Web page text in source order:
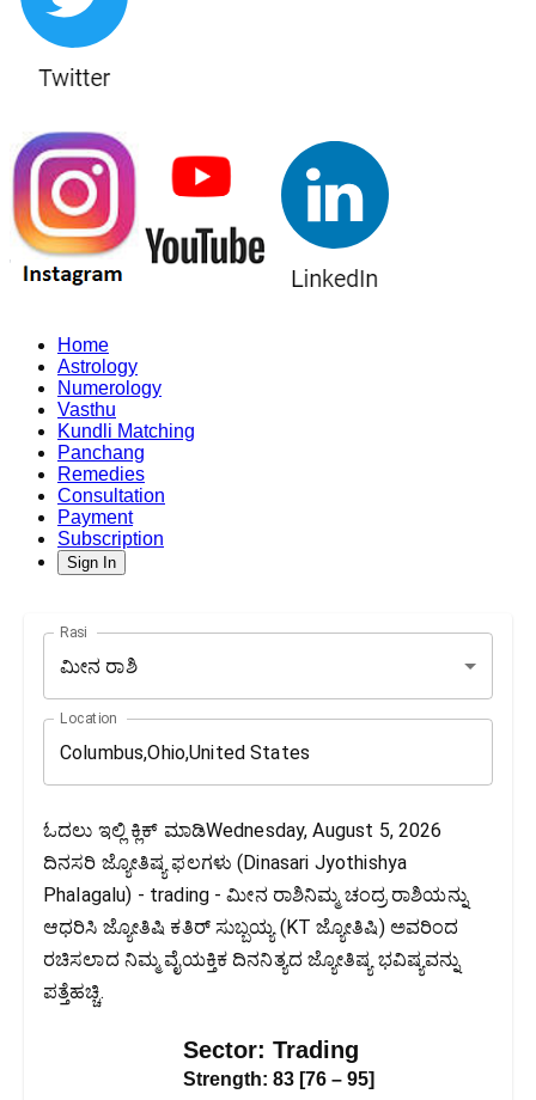
Home
Astrology
Numerology
Vasthu
Kundli Matching
Panchang
Remedies
Consultation
Payment
Subscription
Sign In
Rasi
ಮೀನ ರಾಶಿ
Location
ಓದಲು ಇಲ್ಲಿ ಕ್ಲಿಕ್ ಮಾಡಿWednesday, August 5, 2026
ದಿನಸರಿ ಜ್ಯೋತಿಷ್ಯ ಫಲಗಳು (Dinasari Jyothishya
Phalagalu) - trading - ಮೀನ ರಾಶಿನಿಮ್ಮ ಚಂದ್ರ ರಾಶಿಯನ್ನು
ಆಧರಿಸಿ ಜ್ಯೋತಿಷಿ ಕತಿರ್ ಸುಬ್ಬಯ್ಯ (KT ಜ್ಯೋತಿಷಿ) ಅವರಿಂದ
ರಚಿಸಲಾದ ನಿಮ್ಮ ವೈಯಕ್ತಿಕ ದಿನನಿತ್ಯದ ಜ್ಯೋತಿಷ್ಯ ಭವಿಷ್ಯವನ್ನು
ಪತ್ತೆಹಚ್ಚಿ.
Sector: Trading
Strength: 83 [76 – 95]